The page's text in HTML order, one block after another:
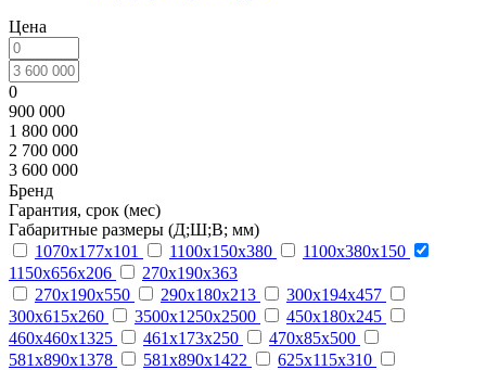
Цена
0
900 000
1 800 000
2 700 000
3 600 000
Бренд
Гарантия, срок (мес)
Габаритные размеры (Д;Ш;В; мм)
1070х177х101
1100х150х380
1100х380х150
1150х656х206
270х190х363
270х190х550
290х180х213
300х194х457
300х615х260
3500х1250х2500
450х180х245
460х460х1325
461х173х250
470х85х500
581х890х1378
581х890х1422
625х115х310